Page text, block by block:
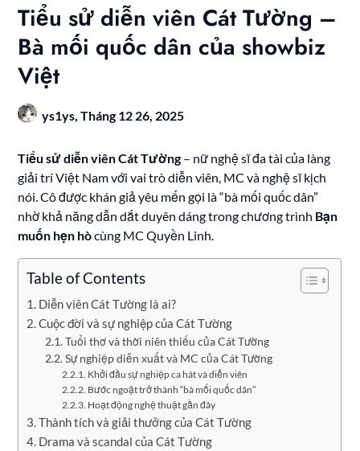
Tiểu sử diễn viên Cát Tường –
Bà mối quốc dân của showbiz
Việt
ys1ys,Tháng 12 26, 2025
Tiểu sử diễn viên Cát Tường – nữ nghệ sĩ đa tài của làng
giải trí Việt Nam với vai trò diễn viên, MC và nghệ sĩ kịch
nói. Cô được khán giả yêu mến gọi là “bà mối quốc dân”
nhờ khả năng dẫn dắt duyên dáng trong chương trình Bạn
muốn hẹn hòcùng MC Quyền Linh.
Table of Contents
Diễn viên Cát Tường là ai?
Cuộc đời và sự nghiệp của Cát Tường
Tuổi thơ và thời niên thiếu của Cát Tường
Sự nghiệp diễn xuất và MC của Cát Tường
Khởi đầu sự nghiệp ca hát và diễn viên
Bước ngoặt trở thành “bà mối quốc dân”
Hoạt động nghệ thuật gần đây
Thành tích và giải thưởng của Cát Tường
Drama và scandal của Cát Tường